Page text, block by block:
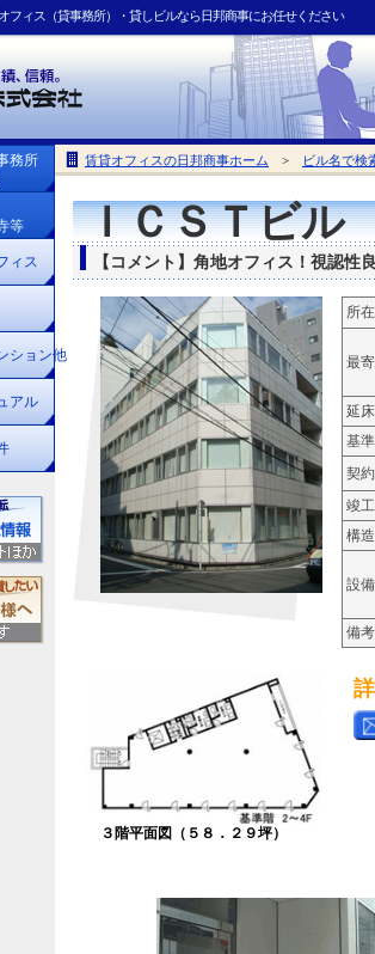
フィス（貸事務所）・貸しビルなら日邦商事にお任せください
賃貸オフィスの日邦商事ホーム > ビル名で検
ＩＣＳＴビル
【コメント】角地オフィス！視認性
３階平面図（５８．２９坪）
所
最
延床
基
契
竣工
構
設備
備考
務所
等
ィス
ション他
アル